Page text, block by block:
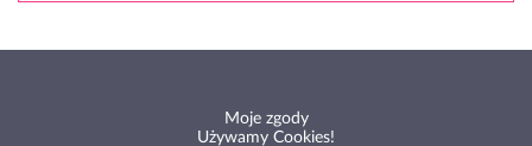
Moje zgody
Używamy Cookies!